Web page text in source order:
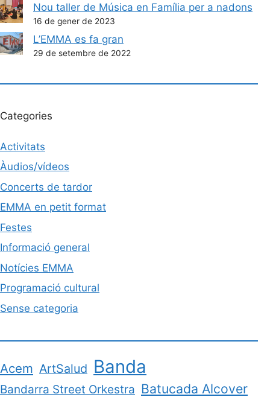
Nou taller de Música en Família per a nadons
16 de gener de 2023
L’EMMA es fa gran
29 de setembre de 2022
Categories
Activitats
Àudios/vídeos
Concerts de tardor
EMMA en petit format
Festes
Informació general
Notícies EMMA
Programació cultural
Sense categoria
Acem ArtSalud Banda
Bandarra Street Orkestra Batucada Alcover